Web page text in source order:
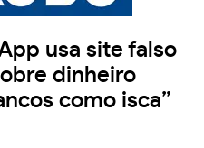
usa site falso
dinheiro
como isca”